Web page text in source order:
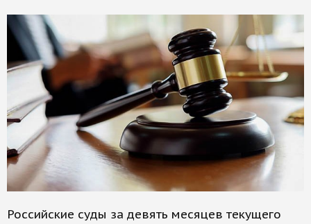
Российские суды за девять месяцев текущего